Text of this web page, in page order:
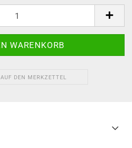
AUF DEN MERKZETTEL